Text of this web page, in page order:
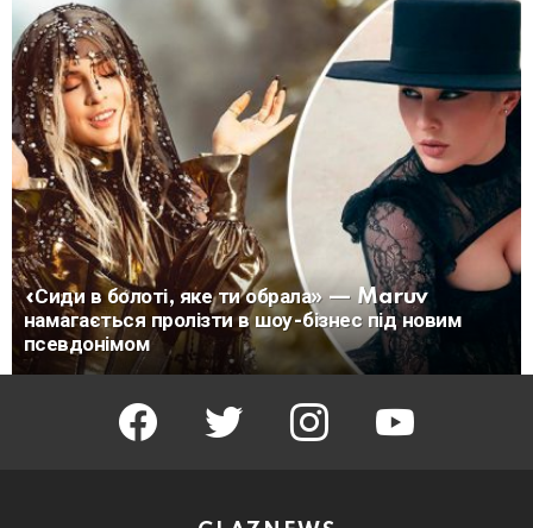
«Сиди в болоті, яке ти обрала» — Maruv
намагається пролізти в шоу-бізнес під новим
псевдонімом
facebook twitter instagram youtube